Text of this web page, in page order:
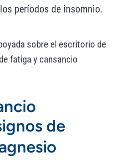
períodos de insomnio.
de